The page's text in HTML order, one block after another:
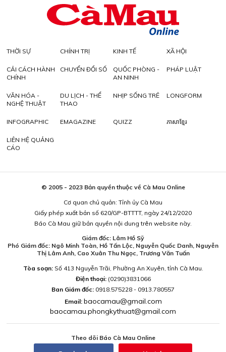
THỜI SỰ CHÍNH TRỊ KINH TẾ XÃ HỘI
CẢI CÁCH HÀNH
CHÍNH
CHUYỂN ĐỔI SỐ
QUỐC PHÒNG -
AN NINH
PHÁP LUẬT
VĂN HÓA -
NGHỆ THUẬT
DU LỊCH - THỂ
THAO
NHỊP SỐNG TRẺ LONGFORM
INFOGRAPHIC EMAGAZINE QUIZZ ភាសាខ្មែរ
LIÊN HỆ QUẢNG
CÁO
© 2005 - 2023 Bản quyền thuộc về Cà Mau Online
Cơ quan chủ quản: Tỉnh ủy Cà Mau
Giấy phép xuất bản số 620/GP-BTTTT, ngày 24/12/2020
Báo Cà Mau giữ bản quyền nội dung trên website này.
Giám đốc: Lâm Hồ Sỹ
Phó Giám đốc: Ngô Minh Toàn, Hồ Tấn Lộc, Nguyễn Quốc Danh, Nguyễn
Thị Lâm Anh, Cao Xuân Thu Ngọc, Trương Văn Tuấn
Tòa soạn:Số 413 Nguyễn Trãi, Phường An Xuyên, tỉnh Cà Mau.
Điện thoại: (0290)3831066
Ban Giám đốc: 0918.575228 - 0913.780557
Email: baocamau@gmail.com
baocamau.phongkythuat@gmail.com
Theo dõi Báo Cà Mau Online